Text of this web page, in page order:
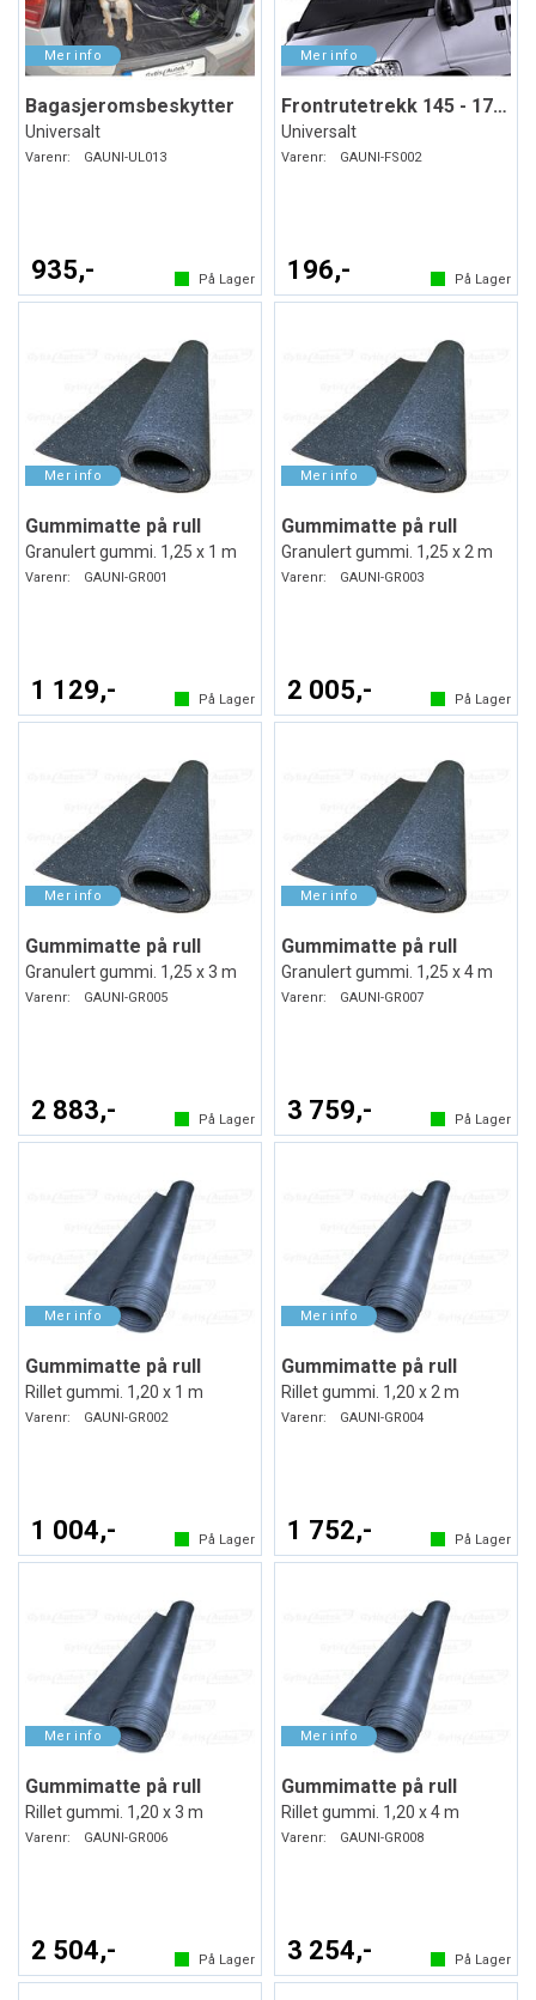
Bagasjeromsbeskytter
Universalt
Varenr: GAUNI-UL013
935,- På Lager
Frontrutetrekk 145 - 175 x 95 cm
Universalt
Varenr: GAUNI-FS002
196,- På Lager
Gummimatte på rull
Granulert gummi. 1,25 x 1 m
Varenr: GAUNI-GR001
1 129,- På Lager
Gummimatte på rull
Granulert gummi. 1,25 x 2 m
Varenr: GAUNI-GR003
2 005,- På Lager
Gummimatte på rull
Granulert gummi. 1,25 x 3 m
Varenr: GAUNI-GR005
2 883,- På Lager
Gummimatte på rull
Granulert gummi. 1,25 x 4 m
Varenr: GAUNI-GR007
3 759,- På Lager
Gummimatte på rull
Rillet gummi. 1,20 x 1 m
Varenr: GAUNI-GR002
1 004,- På Lager
Gummimatte på rull
Rillet gummi. 1,20 x 2 m
Varenr: GAUNI-GR004
1 752,- På Lager
Gummimatte på rull
Rillet gummi. 1,20 x 3 m
Varenr: GAUNI-GR006
2 504,- På Lager
Gummimatte på rull
Rillet gummi. 1,20 x 4 m
Varenr: GAUNI-GR008
3 254,- På Lager